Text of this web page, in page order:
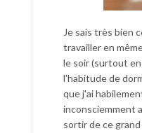
Je sais très bien
travailler en
le soir (surtout en
l'habitude de
que j'ai
inconsciemment
sortir de ce